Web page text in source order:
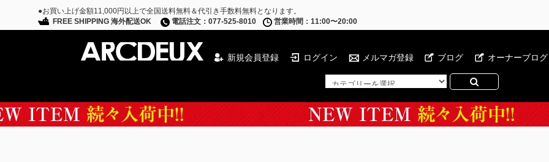
●お買い上げ金額11,000円以上で全国送料無料＆代引き手数料無料となります。
FREE SHIPPING 海外配送OK
電話注文：077-525-8010 営業時間：11:00〜20:00
新規会員登録 ログイン メルマガ登録 ブログ オーナーブログ